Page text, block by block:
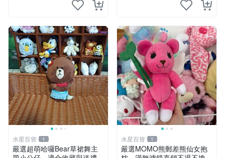
水星百貨 1
嚴選超萌哈囉Bear草裙舞主
水星百貨 1
嚴選MOMO熊郵差熊仙女抱